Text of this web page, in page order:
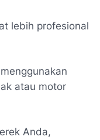
lebih profesional
atau motor
Anda,